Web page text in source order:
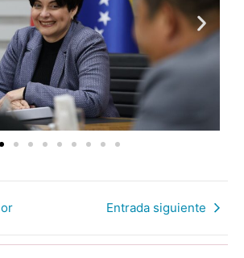
Entrada siguiente